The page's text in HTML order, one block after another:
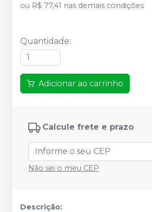
ou R$ 77,41 nas demais condições
Quantidade:
Adicionar ao carrinho
Calcule frete e prazo
Não sei o meu CEP
Descrição: